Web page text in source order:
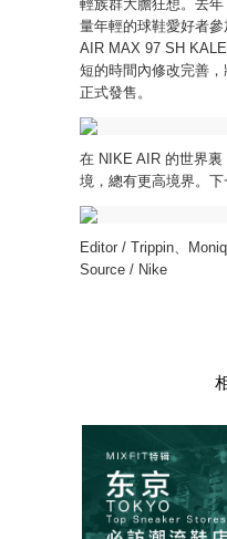
輕族群大膽狂想。去
量年輕的球鞋愛好者
AIR MAX 97 SH
短的時間內修改完善
正式發售。
在 NIKE AIR 的世界
境，總有更高境界。下
Editor / Trippin、
Source / Nike